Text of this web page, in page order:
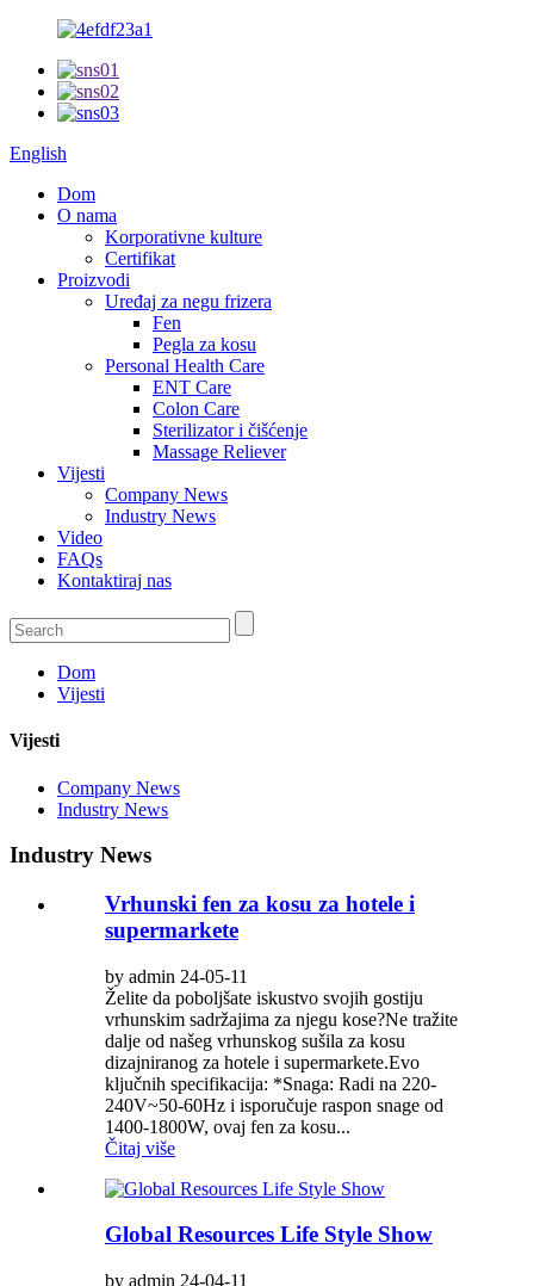
English
Dom
O nama
Korporativne kulture
Certifikat
Proizvodi
Uređaj za negu frizera
Fen
Pegla za kosu
Personal Health Care
ENT Care
Colon Care
Sterilizator i čišćenje
Massage Reliever
Vijesti
Company News
Industry News
Video
FAQs
Kontaktiraj nas
Dom
Vijesti
Vijesti
Company News
Industry News
Industry News
Vrhunski fen za kosu za hotele i
supermarkete
by admin 24-05-11
Želite da poboljšate iskustvo svojih gostiju
vrhunskim sadržajima za njegu kose?Ne tražite
dalje od našeg vrhunskog sušila za kosu
dizajniranog za hotele i supermarkete.Evo
ključnih specifikacija: *Snaga: Radi na 220-
240V~50-60Hz i isporučuje raspon snage od
1400-1800W, ovaj fen za kosu...
Čitaj više
Global Resources Life Style Show
by admin 24-04-11